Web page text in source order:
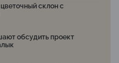
склон с
обсудить проект